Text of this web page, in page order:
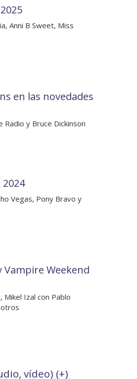
Anni B Sweet, Miss
en las novedades
y Bruce Dickinson
Vegas, Pony Bravo y
Vampire Weekend
Izal con Pablo
otros
vídeo) (+)